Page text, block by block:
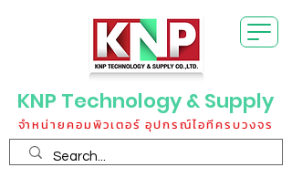
KNP Technology & Supply
จำหน่ายคอมพิวเตอร์ อุปกรณ์ไอทีครบวงจร